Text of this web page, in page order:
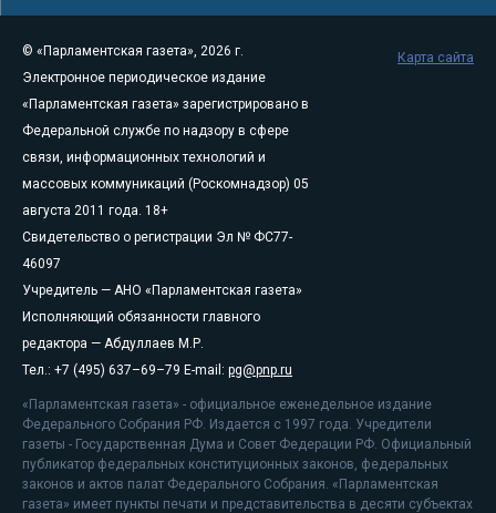
© «Парламентская газета», 2026 г.
Электронное периодическое издание
«Парламентская газета» зарегистрировано в
Федеральной службе по надзору в сфере
связи, информационных технологий и
массовых коммуникаций (Роскомнадзор) 05
августа 2011 года. 18+
Свидетельство о регистрации Эл № ФС77-
46097
Учредитель — АНО «Парламентская газета»
Исполняющий обязанности главного
редактора — Абдуллаев М.Р.
Тел.: +7 (495) 637–69–79 E-mail: pg@pnp.ru
«Парламентская газета» - официальное еженедельное издание
Федерального Собрания РФ. Издается с 1997 года. Учредители
газеты - Государственная Дума и Совет Федерации РФ. Официальный
публикатор федеральных конституционных законов, федеральных
законов и актов палат Федерального Собрания. «Парламентская
газета» имеет пункты печати и представительства в десяти субъектах
Карта сайта